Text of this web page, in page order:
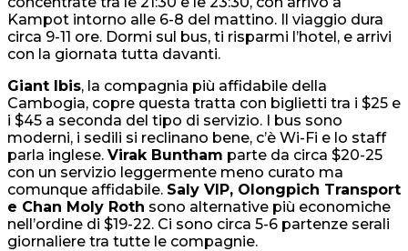
Kampot intorno alle 6-8 del mattino. Il viaggio dura
circa 9-11 ore. Dormi sul bus, ti risparmi l’hotel, e arrivi
con la giornata tutta davanti.
Giant Ibis, la compagnia più affidabile della
Cambogia, copre questa tratta con biglietti tra i $25 e
i $45 a seconda del tipo di servizio. I bus sono
moderni, i sedili si reclinano bene, c’è Wi-Fi e lo staff
parla inglese. Virak Buntham parte da circa $20-25
con un servizio leggermente meno curato ma
comunque affidabile. Saly VIP, Olongpich Transport
e Chan Moly Roth sono alternative più economiche
nell’ordine di $19-22. Ci sono circa 5-6 partenze serali
giornaliere tra tutte le compagnie.